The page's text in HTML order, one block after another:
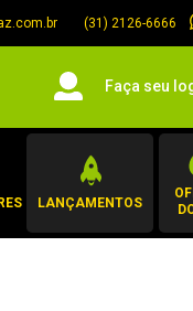
(31) 2126-6666
Faça seu
LANÇAMENTOS